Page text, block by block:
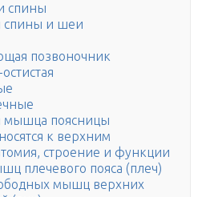
спины
спины и шеи
позвоночник
мышца поясницы
к верхним
строение и функции
плечевого пояса (плеч)
мышц верхних